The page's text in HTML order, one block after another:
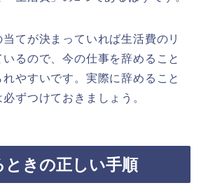
てが決まっていれば生活費のリ
るので、今の仕事を辞めること
やすいです。実際に辞めること
ずつけておきましょう。
ときの正しい手順